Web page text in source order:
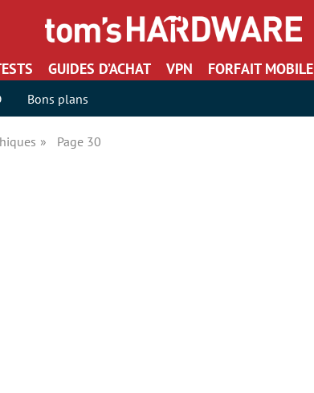
GUIDES D’ACHAT VPN FORFAIT MOBILE
Bons plans
Page 30